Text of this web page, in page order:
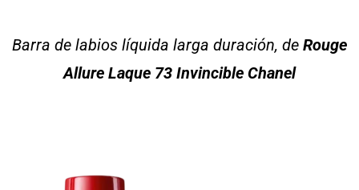
Barra de labios líquida larga duración, de Rouge
Allure Laque 73 Invincible Chanel